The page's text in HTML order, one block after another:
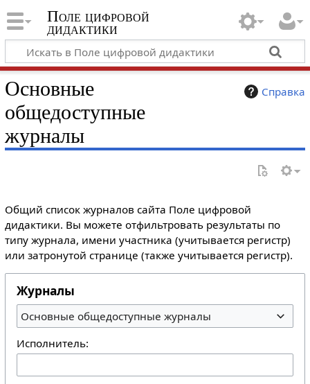
Поле цифровой
дидактики
Справка
Основные
общедоступные
журналы
Общий список журналов сайта Поле цифровой
дидактики. Вы можете отфильтровать результаты по
типу журнала, имени участника (учитывается регистр)
или затронутой странице (также учитывается регистр).
Журналы
Основные общедоступные журналы
Исполнитель: